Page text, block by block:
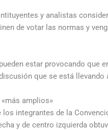
y analistas
de votar las normas y
estar provocando que
que se está llevando
amplios»
los integrantes de la
y de centro izquierda